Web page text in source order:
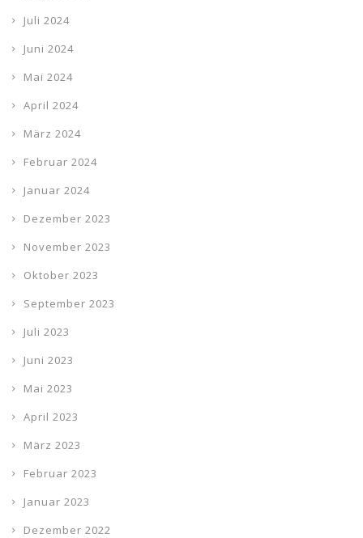
Juli 2024
Juni 2024
Mai 2024
April 2024
März 2024
Februar 2024
Januar 2024
Dezember 2023
November 2023
Oktober 2023
September 2023
Juli 2023
Juni 2023
Mai 2023
April 2023
März 2023
Februar 2023
Januar 2023
Dezember 2022